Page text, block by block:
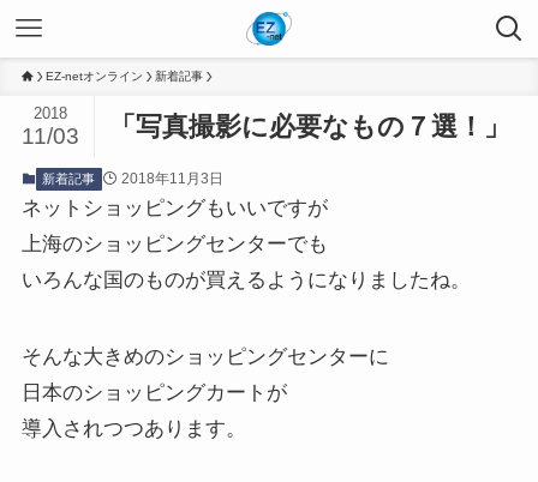
EZ-netオンライン 新着記事
「写真撮影に必要なもの７選！」
2018
11/03
新着記事 2018年11月3日
ネットショッピングもいいですが
上海のショッピングセンターでも
いろんな国のものが買えるようになりましたね。
そんな大きめのショッピングセンターに
日本のショッピングカートが
導入されつつあります。